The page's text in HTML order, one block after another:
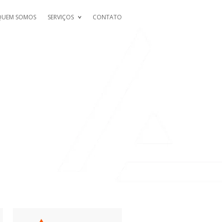
SOMOS SERVIÇOS CONTATO